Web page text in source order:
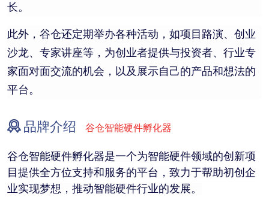
长。
此外，谷仓还定期举办各种活动，如项目路演、创业
沙龙、专家讲座等，为创业者提供与投资者、行业专
家面对面交流的机会，以及展示自己的产品和想法的
平台。
品牌介绍 谷仓智能硬件孵化器
谷仓智能硬件孵化器是一个为智能硬件领域的创新项
目提供全方位支持和服务的平台，致力于帮助初创企
业实现梦想，推动智能硬件行业的发展。